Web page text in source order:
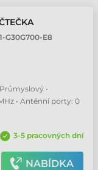
G30G700-E8
•
• Anténní porty: 0
3-5 pracovných dní
NABÍDKA